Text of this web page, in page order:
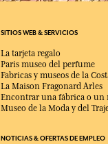
SITIOS WEB & SERVICIOS
La tarjeta regalo
Paris museo del perfume
Fabricas y museos de la
La Maison Fragonard Arles
Encontrar una fábrica o un
Museo de la Moda y del
NOTICIAS & OFERTAS DE EMPLEO